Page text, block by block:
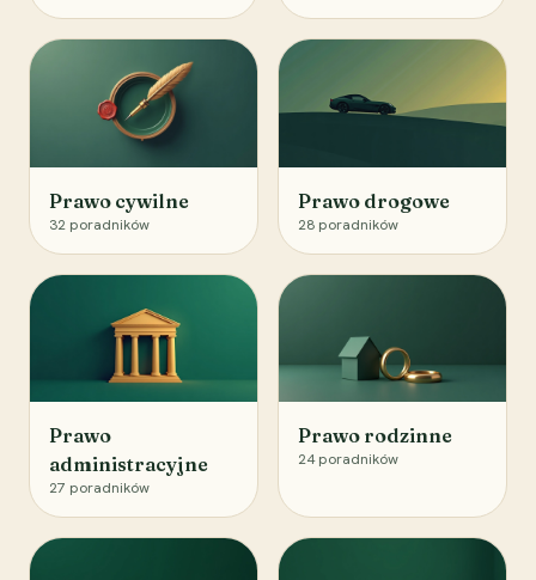
Prawo cywilne
32 poradników
Prawo drogowe
28 poradników
Prawo
administracyjne
27 poradników
Prawo rodzinne
24 poradników